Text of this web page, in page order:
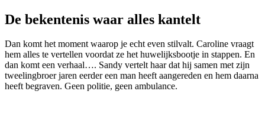
De bekentenis waar alles kantelt
Dan komt het moment waarop je echt even stilvalt. Caroline vraagt
hem alles te vertellen voordat ze het huwelijksbootje in stappen. En
dan komt een verhaal…. Sandy vertelt haar dat hij samen met zijn
tweelingbroer jaren eerder een man heeft aangereden en hem daarna
heeft begraven. Geen politie, geen ambulance.